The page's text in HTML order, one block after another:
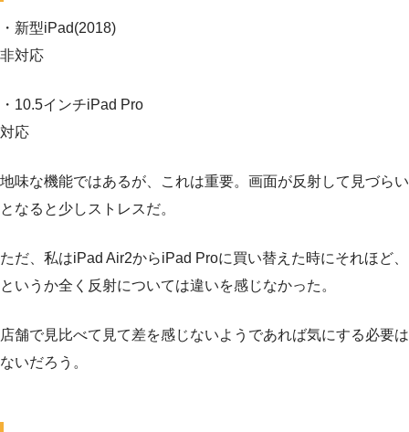
・新型iPad(2018)
非対応
・10.5インチiPad Pro
対応
地味な機能ではあるが、これは重要。画面が反射して見づらい
となると少しストレスだ。
ただ、私はiPad Air2からiPad Proに買い替えた時にそれほど、
というか全く反射については違いを感じなかった。
店舗で見比べて見て差を感じないようであれば気にする必要は
ないだろう。